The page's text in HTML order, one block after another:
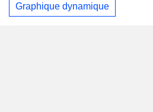
Graphique dynamique